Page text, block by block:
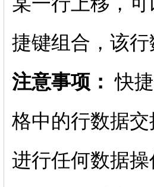
捷键组合，该
注意事项：快
格中的行数据
进行任何数据